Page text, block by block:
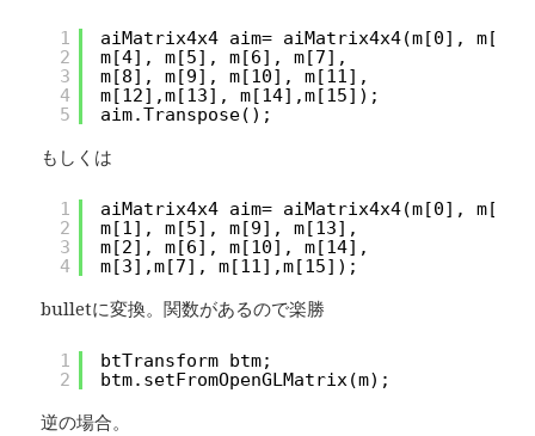
1
2
3
4
5
aiMatrix4x4 aim= aiMatrix4x4(m[0],
m[4], m[5], m[6], m[7],
m[8], m[9], m[10], m[11],
m[12],m[13], m[14],m[15]);
aim.Transpose();
もしくは
1
2
3
4
aiMatrix4x4 aim= aiMatrix4x4(m[0],
m[1], m[5], m[9], m[13],
m[2], m[6], m[10], m[14],
m[3],m[7], m[11],m[15]);
bulletに変換。関数があるので楽勝
1
2
btTransform btm;
btm.setFromOpenGLMatrix(m);
逆の場合。